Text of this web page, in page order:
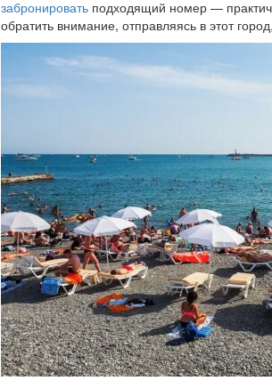
забронировать подходящий номер —
обратить внимание, отправляясь в этот